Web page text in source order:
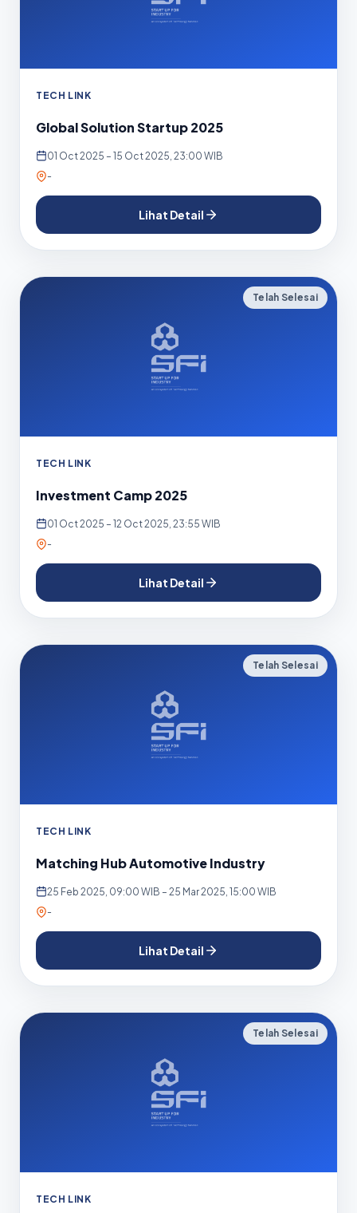
TECH LINK
Global Solution Startup 2025
01 Oct 2025 – 15 Oct 2025, 23:00 WIB
-
Lihat Detail
Telah Selesai
TECH LINK
Investment Camp 2025
01 Oct 2025 – 12 Oct 2025, 23:55 WIB
-
Lihat Detail
Telah Selesai
TECH LINK
Matching Hub Automotive Industry
25 Feb 2025, 09:00 WIB – 25 Mar 2025, 15:00 WIB
-
Lihat Detail
Telah Selesai
TECH LINK